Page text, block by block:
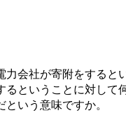
会社が寄附をすると
るということに対して
いう意味ですか。